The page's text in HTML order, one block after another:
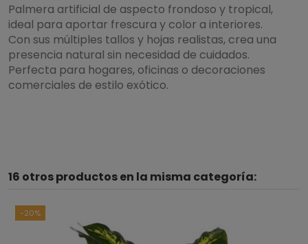
Palmera artificial de aspecto frondoso y tropical,
ideal para aportar frescura y color a interiores.
Con sus múltiples tallos y hojas realistas, crea una
presencia natural sin necesidad de cuidados.
Perfecta para hogares, oficinas o decoraciones
comerciales de estilo exótico.
16 otros productos en la misma categoría:
-20%